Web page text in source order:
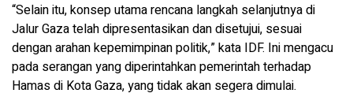
“Selain itu, konsep utama rencana langkah selanjutnya di
Jalur Gaza telah dipresentasikan dan disetujui, sesuai
dengan arahan kepemimpinan politik,” kata IDF. Ini mengacu
pada serangan yang diperintahkan pemerintah terhadap
Hamas di Kota Gaza, yang tidak akan segera dimulai.